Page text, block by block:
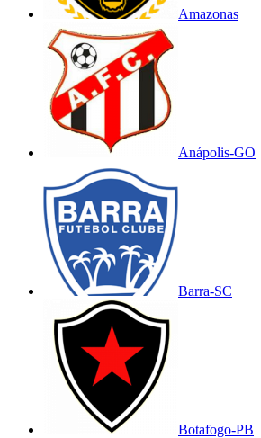
Amazonas
Anápolis-GO
Barra-SC
Botafogo-PB